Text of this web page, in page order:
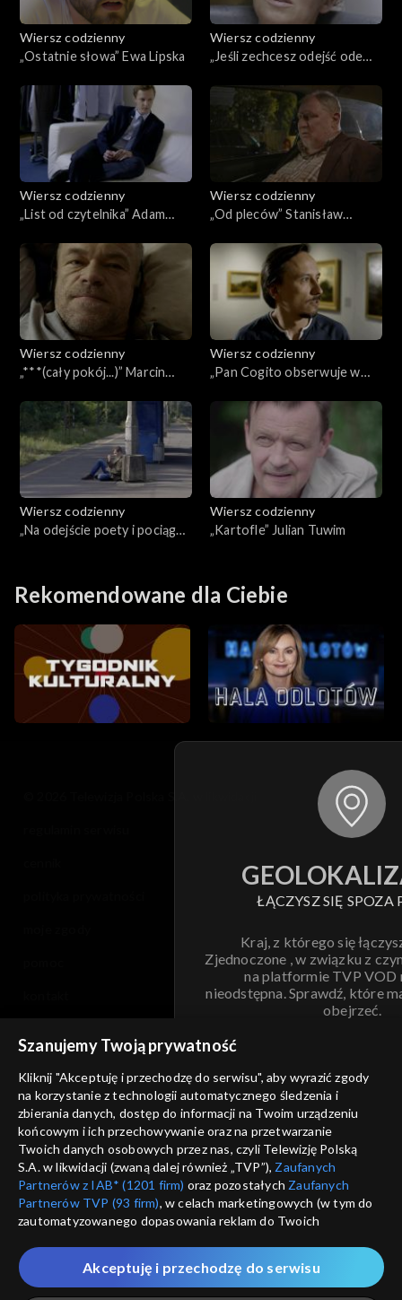
Wiersz codzienny
„Ostatnie słowa” Ewa Lipska
Wiersz codzienny
„Jeśli zechcesz odejść ode
Wiersz codzienny
„List od czytelnika” Adam
Wiersz codzienny
„Od pleców” Stanisław
Wiersz codzienny
„***(cały pokój...)” Marcin
Wiersz codzienny
„Pan Cogito obserwuje w
Zbigniew Herbert
Wiersz codzienny
„Na odejście poety i pociągu
Wiersz codzienny
„Kartofle” Julian Tuwim
Rekomendowane dla Ciebie
ŁĄCZYSZ SIĘ SPOZA
Kraj, z którego się
Zjednoczone , w związku z
na platformie TVP VOD
nieodstępna. Sprawdź, które
obejrzeć.
ANULUJ
informacje o dostawcy usług
Szanujemy Twoją prywatność
Kliknij "Akceptuję i przechodzę do serwisu", aby wyrazić zgody
na korzystanie z technologii automatycznego śledzenia i
zbierania danych, dostęp do informacji na Twoim urządzeniu
końcowym i ich przechowywanie oraz na przetwarzanie
Twoich danych osobowych przez nas, czyli Telewizję Polską
S.A. w likwidacji (zwaną dalej również „TVP”), Zaufanych
Partnerów z IAB* (1201 firm) oraz pozostałych Zaufanych
Partnerów TVP (93 firm), w celach marketingowych (w tym do
zautomatyzowanego dopasowania reklam do Twoich
które wskazujemy poniżej, a także zgody na udostępnianie
przez nas identyfikatora PPID do Google.
Akceptuję i przechodzę do serwisu